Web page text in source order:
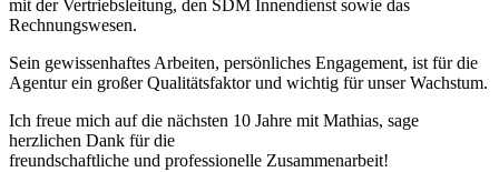
mit der Vertriebsleitung, den SDM Innendienst sowie das
Rechnungswesen.
Sein gewissenhaftes Arbeiten, persönliches Engagement, ist für die
Agentur ein großer Qualitätsfaktor und wichtig für unser Wachstum.
Ich freue mich auf die nächsten 10 Jahre mit Mathias, sage
herzlichen Dank für die
freundschaftliche und professionelle Zusammenarbeit!